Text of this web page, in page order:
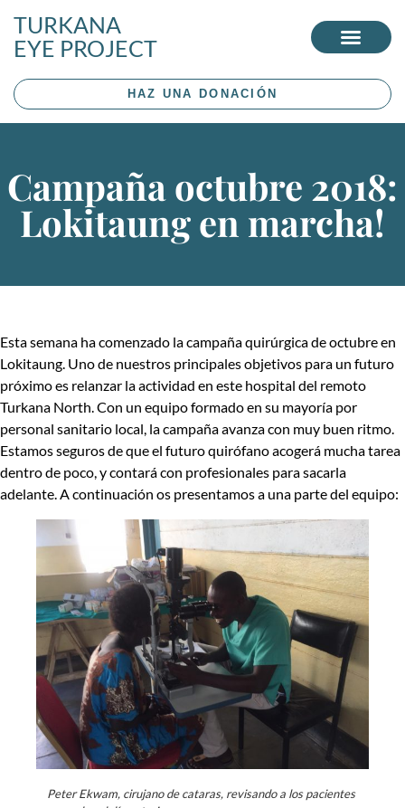
TURKANA
EYE PROJECT
HAZ UNA DONACIÓN
Campaña octubre 2018:
Lokitaung en marcha!
Esta semana ha comenzado la campaña quirúrgica de octubre en
Lokitaung. Uno de nuestros principales objetivos para un futuro
próximo es relanzar la actividad en este hospital del remoto
Turkana North. Con un equipo formado en su mayoría por
personal sanitario local, la campaña avanza con muy buen ritmo.
Estamos seguros de que el futuro quirófano acogerá mucha tarea
dentro de poco, y contará con profesionales para sacarla
adelante. A continuación os presentamos a una parte del equipo:
Peter Ekwam, cirujano de cataras, revisando a los pacientes